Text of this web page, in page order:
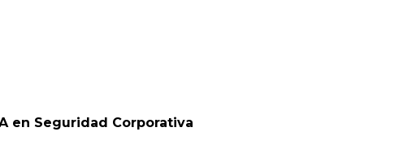
en Seguridad Corporativa